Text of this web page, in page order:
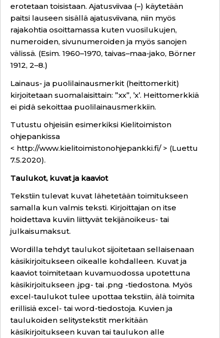
erotetaan toisistaan. Ajatusviivaa (–) käytetään
paitsi lauseen sisällä ajatusviivana, niin myös
rajakohtia osoittamassa kuten vuosilukujen,
numeroiden, sivunumeroiden ja myös sanojen
välissä. (Esim. 1960–1970, taivas–maa-jako, Börner
1912, 2–8.)
Lainaus- ja puolilainausmerkit (heittomerkit)
kirjoitetaan suomalaisittain: ”xx”, ’x’. Heittomerkkiä
ei pidä sekoittaa puolilainausmerkkiin.
Tutustu ohjeisiin esimerkiksi Kielitoimiston
ohjepankissa
< http://www.kielitoimistonohjepankki.fi/> (Luettu
7.5.2020).
Taulukot, kuvat ja kaaviot
Tekstiin tulevat kuvat lähetetään toimitukseen
samalla kun valmis teksti. Kirjoittajan on itse
hoidettava kuviin liittyvät tekijänoikeus- tai
julkaisumaksut.
Wordilla tehdyt taulukot sijoitetaan sellaisenaan
käsikirjoitukseen oikealle kohdalleen. Kuvat ja
kaaviot toimitetaan kuvamuodossa upotettuna
käsikirjoitukseen .jpg- tai .png -tiedostona. Myös
excel-taulukot tulee upottaa tekstiin, älä toimita
erillisiä excel- tai word-tiedostoja. Kuvien ja
taulukoiden selitystekstit merkitään
käsikirjoitukseen kuvan tai taulukon alle